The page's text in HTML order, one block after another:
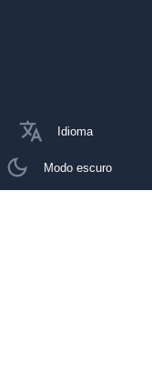
Idioma
Modo escuro